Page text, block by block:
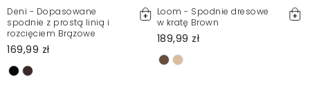
Deni - Dopasowane
spodnie z prostą linią i
rozcięciem Brązowe
169,99 zł
Loom - Spodnie dresowe
w kratę Brown
189,99 zł